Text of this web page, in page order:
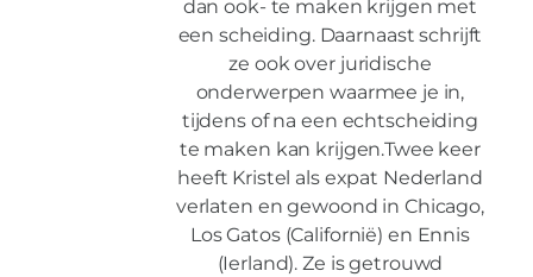
dan ook- te maken krijgen met
een scheiding. Daarnaast schrijft
ze ook over juridische
onderwerpen waarmee je in,
tijdens of na een echtscheiding
te maken kan krijgen.Twee keer
heeft Kristel als expat Nederland
verlaten en gewoond in Chicago,
Los Gatos (Californië) en Ennis
(Ierland). Ze is getrouwd